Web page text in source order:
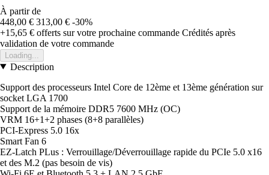
À partir de
448,00 € 313,00 € -30%
+15,65 € offerts sur votre prochaine commande Crédités après
validation de votre commande
Loading...
Description
Support des processeurs Intel Core de 12ème et 13ème génération sur
socket LGA 1700
Support de la mémoire DDR5 7600 MHz (OC)
VRM 16+1+2 phases (8+8 parallèles)
PCI-Express 5.0 16x
Smart Fan 6
EZ-Latch PLus : Verrouillage/Déverrouillage rapide du PCIe 5.0 x16
et des M.2 (pas besoin de vis)